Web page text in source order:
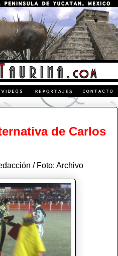
de Carlos
/ Foto: Archivo